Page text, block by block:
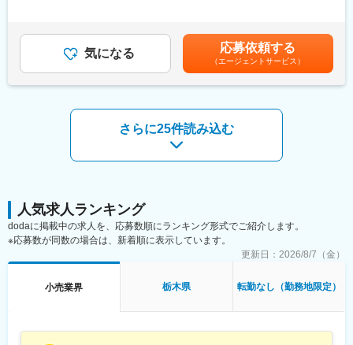
す。その一つが約20年前から導入され、進化を続けている調剤シ
ステム「SPITS」。
■処方箋受付から一連の調剤業務を連動させ、業務効率化を図るほ
か、調剤過誤防止機能を高め、患者様と働くスタッフを守ってい
《業界トップクラスの認定薬局数と盤石化を図る組織体制》
■がん診療連携拠点病院等との密な連携を行いつつ、より高度な薬
学管理や、高い専門性が求められる特殊な調剤に対応できる専門
療機関と信頼関係を築きやすい体制があるのも、 認定薬局が増え
ている理由の1つです。
【豊富なキャリアパス】
■薬剤師→管理薬剤師→エリアマネージャーを目指せます。個々人
た、管理薬剤師になると月2.5万円の昇給が行われます。
だけではなく、採用担当／研修担当／本社勤務へのキャリアチェ
性があります。月給(月額)は固定手当を含めた表記です。
気になる 応募依頼する
（エージェントサービス）
さらに25件読み込む
人気求人ランキング
dodaに掲載中の求人を、応募数順にランキング形式でご紹介します。
※応募数が同数の場合は、新着順に表示しています。
更新日： 2026/8/7（金）
小売業界 栃木県 転勤なし（勤務地限定）